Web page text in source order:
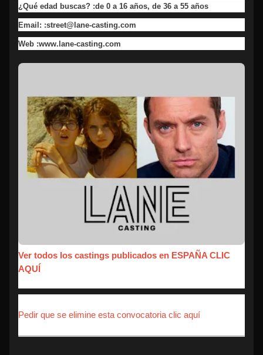
¿Qué edad buscas? :de 0 a 16 años, de 36 a 55 años
Email: :street@lane-casting.com
Web :www.lane-casting.com
Ver todos los castings publicados en ESPAÑA CLIC
AQUÍ
Pedir que se elimine esta convocatoria clic aquí